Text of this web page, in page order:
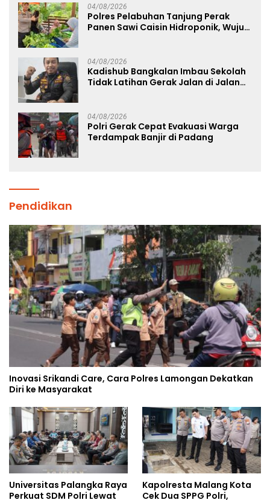
04/08/2026
Polres Pelabuhan Tanjung Perak
Panen Sawi Caisin Hidroponik, Wujud
04/08/2026
Kadishub Bangkalan Imbau Sekolah
Tidak Latihan Gerak Jalan di Jalan
04/08/2026
Polri Gerak Cepat Evakuasi Warga
Terdampak Banjir di Padang
Pendidikan
Inovasi Srikandi Care, Cara Polres Lamongan Dekatkan
Diri ke Masyarakat
Universitas Palangka Raya
Perkuat SDM Polri Lewat
Kapolresta Malang Kota
Cek Dua SPPG Polri,